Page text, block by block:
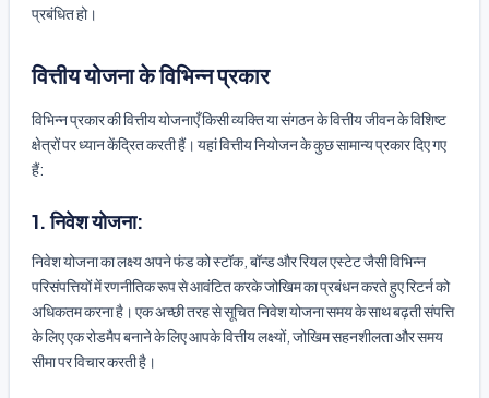
प्रबंधित हो।
वित्तीय योजना के विभिन्न प्रकार
विभिन्न प्रकार की वित्तीय योजनाएँ किसी व्यक्ति या संगठन के वित्तीय जीवन के विशिष्ट
क्षेत्रों पर ध्यान केंद्रित करती हैं। यहां वित्तीय नियोजन के कुछ सामान्य प्रकार दिए गए
हैं:
1. निवेश योजना:
निवेश योजना का लक्ष्य अपने फंड को स्टॉक, बॉन्ड और रियल एस्टेट जैसी विभिन्न
परिसंपत्तियों में रणनीतिक रूप से आवंटित करके जोखिम का प्रबंधन करते हुए रिटर्न को
अधिकतम करना है। एक अच्छी तरह से सूचित निवेश योजना समय के साथ बढ़ती संपत्ति
के लिए एक रोडमैप बनाने के लिए आपके वित्तीय लक्ष्यों, जोखिम सहनशीलता और समय
सीमा पर विचार करती है।